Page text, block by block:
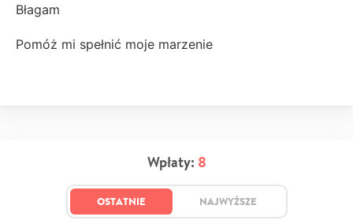
Błagam
Pomóż mi spełnić moje marzenie
Wpłaty: 8
OSTATNIE NAJWYŻSZE